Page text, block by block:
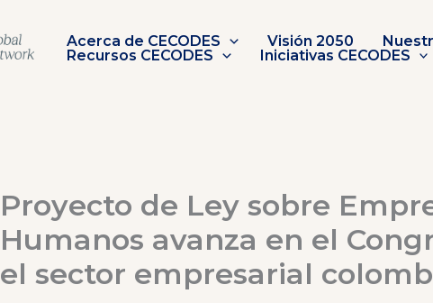
Acerca de CECODES Visión 2050
Recursos CECODES
Iniciativas CECODES
Proyecto de Ley sobre
Humanos avanza en el
el sector empresarial